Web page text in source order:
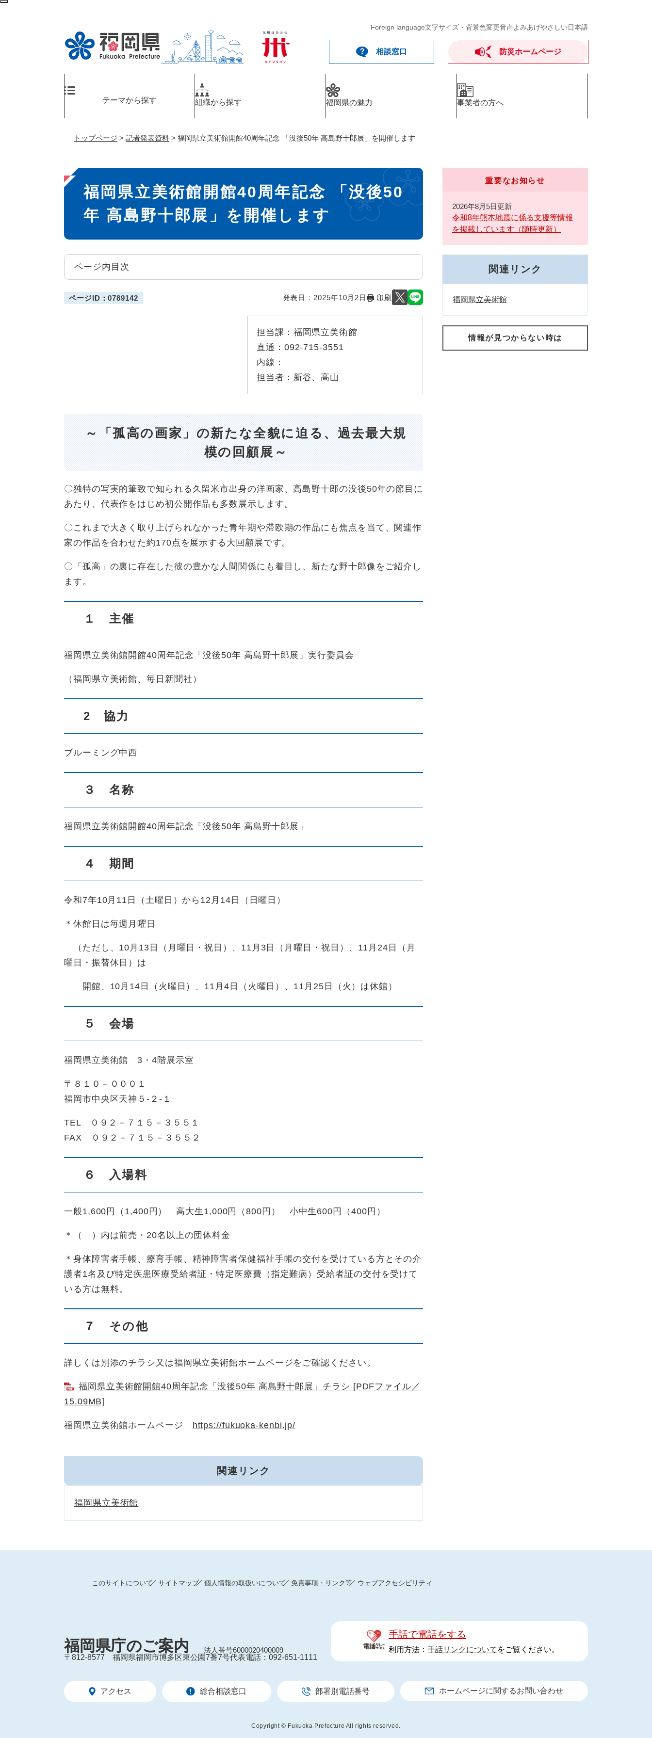
ペ
メ
Foreign language文字サイズ・背景色変更音声よみあげやさしい日本語
相談窓口 防災ホームページ
テーマから探す 組織から探す 福岡県の魅力 事業者の方へ
トップページ > 記者発表資料 > 福岡県立美術館開館40周年記念 「没後50年 高島野十郎展」を開催します
本
文
福岡県立美術館開館40周年記念 「没後50
年 高島野十郎展」を開催します
ページ内目次
ページID：0789142 発表日： 2025年10月2日 印刷
担当課： 福岡県立美術館
直通： 092-715-3551
内線：
担当者： 新谷、高山
～「孤高の画家」の新たな全貌に迫る、過去最大規
模の回顧展～
〇独特の写実的筆致で知られる久留米市出身の洋画家、高島野十郎の没後50年の節目に
あたり、代表作をはじめ初公開作品も多数展示します。
〇これまで大きく取り上げられなかった青年期や滞欧期の作品にも焦点を当て、関連作
家の作品を合わせた約170点を展示する大回顧展です。
〇「孤高」の裏に存在した彼の豊かな人間関係にも着目し、新たな野十郎像をご紹介し
ます。
１ 主催
福岡県立美術館開館40周年記念「没後50年 高島野十郎展」実行委員会
（福岡県立美術館、毎日新聞社）
2 協力
ブルーミング中西
３ 名称
福岡県立美術館開館40周年記念「没後50年 高島野十郎展」
４ 期間
令和7年10月11日（土曜日）から12月14日（日曜日）
＊休館日は毎週月曜日
（ただし、10月13日（月曜日・祝日）、11月3日（月曜日・祝日）、11月24日（月
曜日・振替休日）は
開館、10月14日（火曜日）、11月4日（火曜日）、11月25日（火）は休館）
５ 会場
福岡県立美術館 3・4階展示室
〒８１０－０００１
福岡市中央区天神５-２-１
TEL ０９２－７１５－３５５１
FAX ０９２－７１５－３５５２
６ 入場料
一般1,600円（1,400円） 高大生1,000円（800円） 小中生600円（400円）
＊（ ）内は前売・20名以上の団体料金
＊身体障害者手帳、療育手帳、精神障害者保健福祉手帳の交付を受けている方とその介
護者1名及び特定疾患医療受給者証・特定医療費（指定難病）受給者証の交付を受けて
いる方は無料。
７ その他
詳しくは別添のチラシ又は福岡県立美術館ホームページをご確認ください。
福岡県立美術館開館40周年記念「没後50年 高島野十郎展」チラシ [PDFファイル／
15.09MB]
福岡県立美術館ホームページ ​ https://fukuoka-kenbi.jp/
関連リンク
福岡県立美術館
重要なお知らせ
2026年8月5日更新
令和8年熊本地震に係る支援等情報
を掲載しています（随時更新）
関連リンク
福岡県立美術館
情報が見つからない時は
このサイトについて サイトマップ 個人情報の取扱いについて 免責事項・リンク等 ウェブアクセシビリティ
福岡県庁のご案内
法人番号6000020400009
〒812-8577
福岡県福岡市博多区東公園7番7号代表電話：092-651-1111
手話で電話をする
利用方法： 手話リンクについて をご覧ください。
アクセス 総合相談窓口 部署別電話番号 ホームページに関するお問い合わせ
Copyright © Fukuoka Prefecture All rights reserved.